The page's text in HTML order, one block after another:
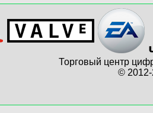
Торговый центр
©